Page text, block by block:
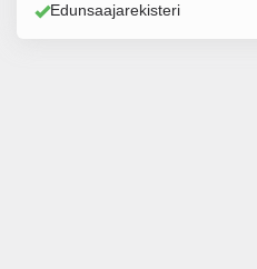
Edunsaajarekisteri